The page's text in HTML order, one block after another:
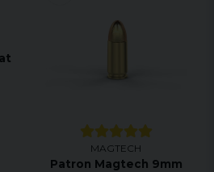
MAGTECH
Patron Magtech 9mm